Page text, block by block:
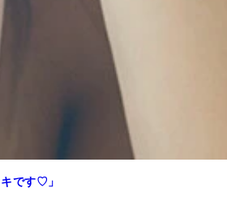
です♡」